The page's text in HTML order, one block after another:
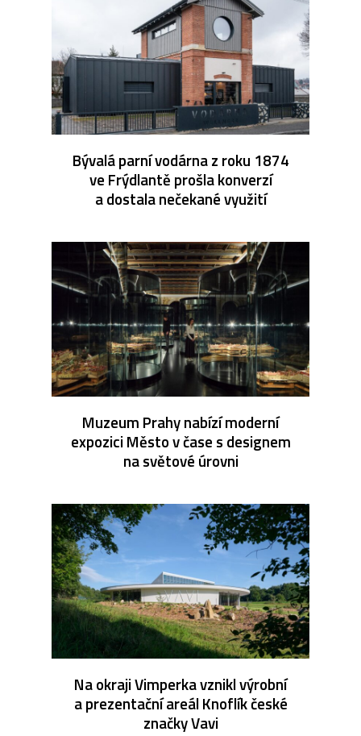
Bývalá parní vodárna z roku 1874
ve Frýdlantě prošla konverzí
a dostala nečekané využití
Muzeum Prahy nabízí moderní
expozici Město v čase s designem
na světové úrovni
Na okraji Vimperka vznikl výrobní
a prezentační areál Knoflík české
značky Vavi